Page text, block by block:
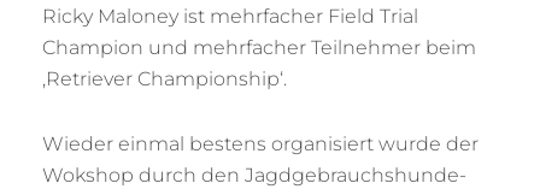
Ricky Maloney ist mehrfacher Field Trial
Champion und mehrfacher Teilnehmer beim
‚Retriever Championship‘.
Wieder einmal bestens organisiert wurde der
Wokshop durch den Jagdgebrauchshunde-